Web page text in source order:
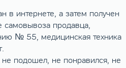
в интернете, а затем получен
самовывоза продавца,
№ 55, медицинская техника
подошел, не понравился, не